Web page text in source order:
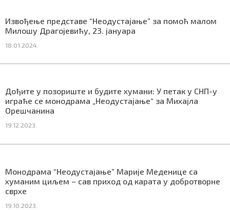
Извођење представе “Неодустајање” за помоћ малом
Милошу Драгојевићу, 23. јануара
18.01.2024.
Дођите у позориште и будите хумани: У петак у СНП-у
играће се монодрама „Неодустајање“ за Михајла
Орешчанина
19.12.2023.
Монодрама “Неодустајање” Марије Меденице са
хуманим циљем – сав приход од карата у добротворне
сврхе
19.10.2023.
СПЕЦИЈАЛИ
СРБИЈА
СВЕТ
ЖИВОТ И СТИЛ